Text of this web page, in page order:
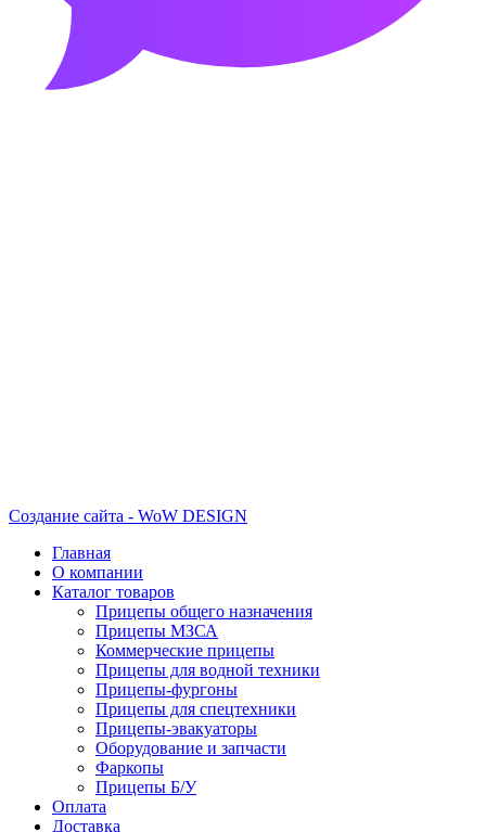
Создание сайта - WoW DESIGN
Главная
О компании
Каталог товаров
Прицепы общего назначения
Прицепы МЗСА
Коммерческие прицепы
Прицепы для водной техники
Прицепы-фургоны
Прицепы для спецтехники
Прицепы-эвакуаторы
Оборудование и запчасти
Фаркопы
Прицепы Б/У
Оплата
Доставка